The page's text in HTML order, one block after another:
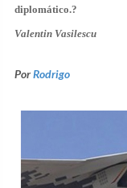
diplomático.?
Valentin Vasilescu
PorRodrigo